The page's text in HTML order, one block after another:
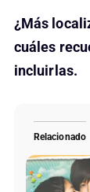
¿Más
cuáles
incluirlas.
Relacionado